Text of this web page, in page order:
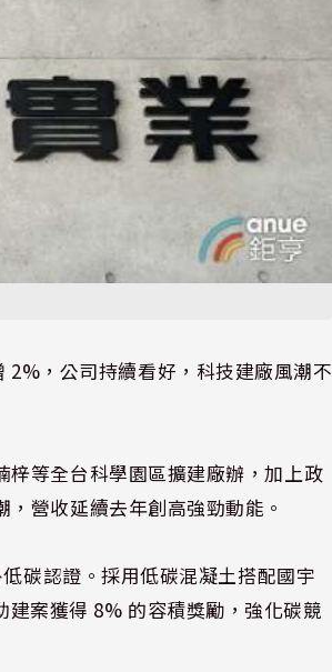
，公司持續看好，科技建廠風潮不
等全台科學園區擴建廠辦，加上政
營收延續去年創高強勁動能。
碳認證。採用低碳混凝土搭配國宇
案獲得 8% 的容積獎勵，強化碳競